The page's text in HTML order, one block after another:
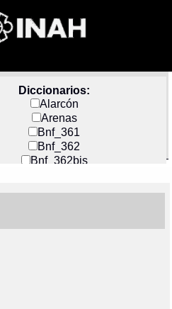
Diccionarios:
Alarcón
Arenas
Bnf_361
Bnf_362
Bnf_362bis
Docs_México